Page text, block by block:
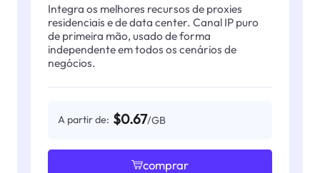
Integra os melhores recursos de proxies
residenciais e de data center. Canal IP puro
de primeira mão, usado de forma
independente em todos os cenários de
negócios.
A partir de: $0.67/GB
comprar